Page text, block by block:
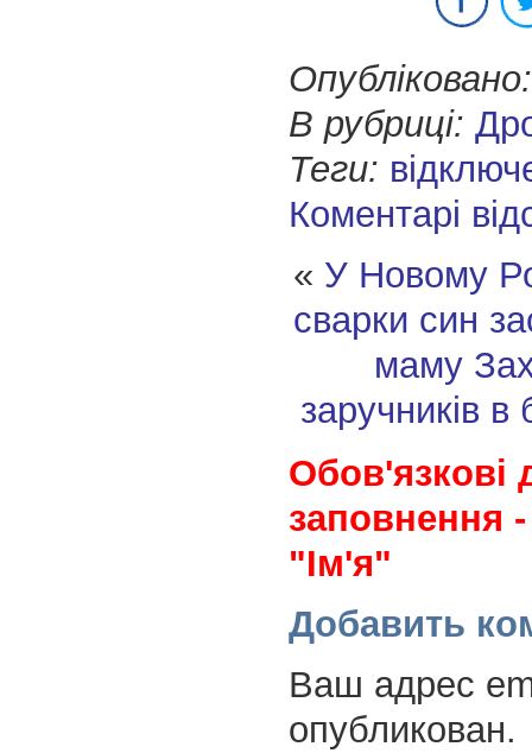
Опубліковано:
В рубриці:
Теги:
Коментарі
« У Новому
сварки син
маму
заручників в
Обов'язкові
заповнення
"Ім'я"
Добавить
Ваш адрес
опубликован.